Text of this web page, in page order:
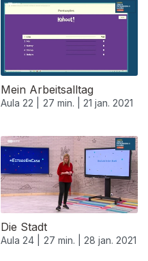
Mein Arbeitsalltag
Aula 22 | 27 min. | 21 jan. 2021
Die Stadt
Aula 24 | 27 min. | 28 jan. 2021